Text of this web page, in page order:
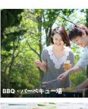
BBQ・バーベキュー場